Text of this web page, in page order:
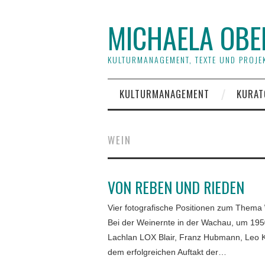
MICHAELA
KULTURMANAGEMENT, TEXTE UND
KULTURMANAGEMENT
WEIN
VON REBEN UND RIEDEN
Vier fotografische Positionen zum
Bei der Weinernte in der Wachau, um
Lachlan LOX Blair, Franz Hubmann, Leo
dem erfolgreichen Auftakt der…